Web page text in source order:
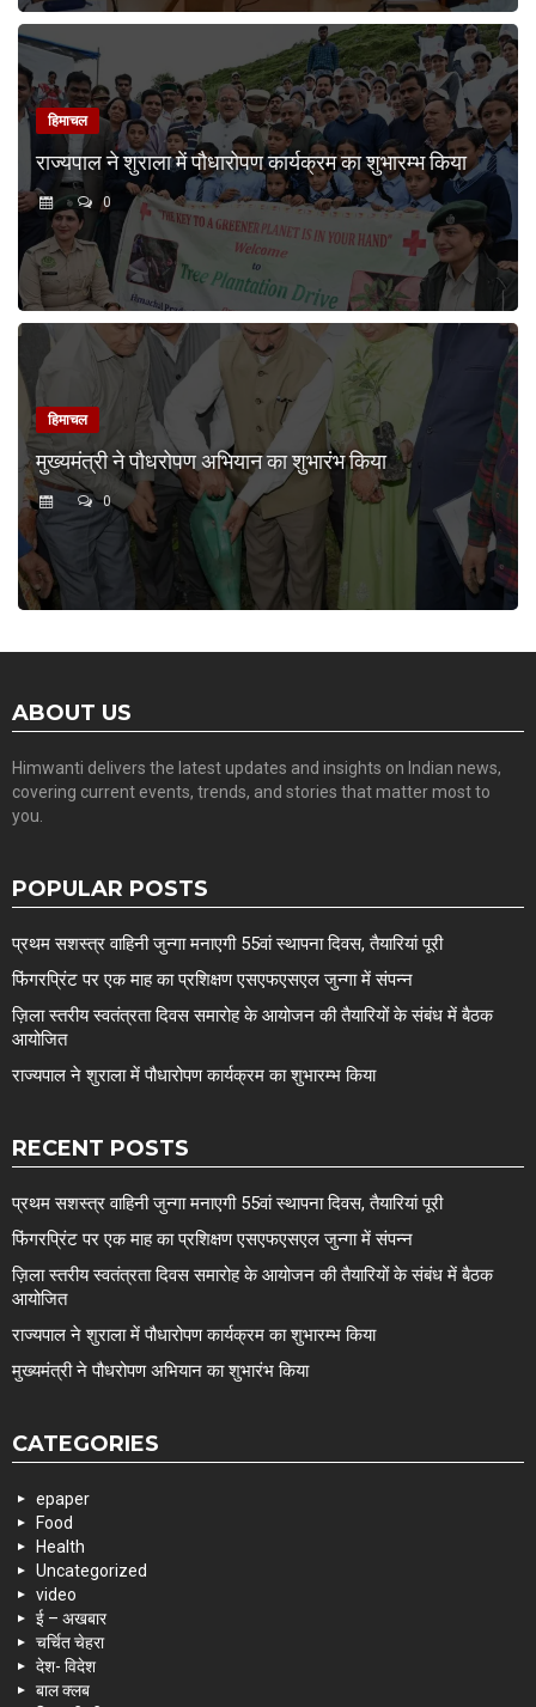
हिमाचल
राज्यपाल ने शुराला में पौधारोपण कार्यक्रम का शुभारम्भ किया
0
हिमाचल
मुख्यमंत्री ने पौधरोपण अभियान का शुभारंभ किया
0
ABOUT US
Himwanti delivers the latest updates and insights on Indian news,
covering current events, trends, and stories that matter most to
you.
POPULAR POSTS
प्रथम सशस्त्र वाहिनी जुन्गा मनाएगी 55वां स्थापना दिवस, तैयारियां पूरी
फिंगरप्रिंट पर एक माह का प्रशिक्षण एसएफएसएल जुन्गा में संपन्न
ज़िला स्तरीय स्वतंत्रता दिवस समारोह के आयोजन की तैयारियों के संबंध में बैठक
आयोजित
राज्यपाल ने शुराला में पौधारोपण कार्यक्रम का शुभारम्भ किया
RECENT POSTS
प्रथम सशस्त्र वाहिनी जुन्गा मनाएगी 55वां स्थापना दिवस, तैयारियां पूरी
फिंगरप्रिंट पर एक माह का प्रशिक्षण एसएफएसएल जुन्गा में संपन्न
ज़िला स्तरीय स्वतंत्रता दिवस समारोह के आयोजन की तैयारियों के संबंध में बैठक
आयोजित
राज्यपाल ने शुराला में पौधारोपण कार्यक्रम का शुभारम्भ किया
मुख्यमंत्री ने पौधरोपण अभियान का शुभारंभ किया
CATEGORIES
epaper
Food
Health
Uncategorized
video
ई – अखबार
चर्चित चेहरा
देश- विदेश
बाल क्लब